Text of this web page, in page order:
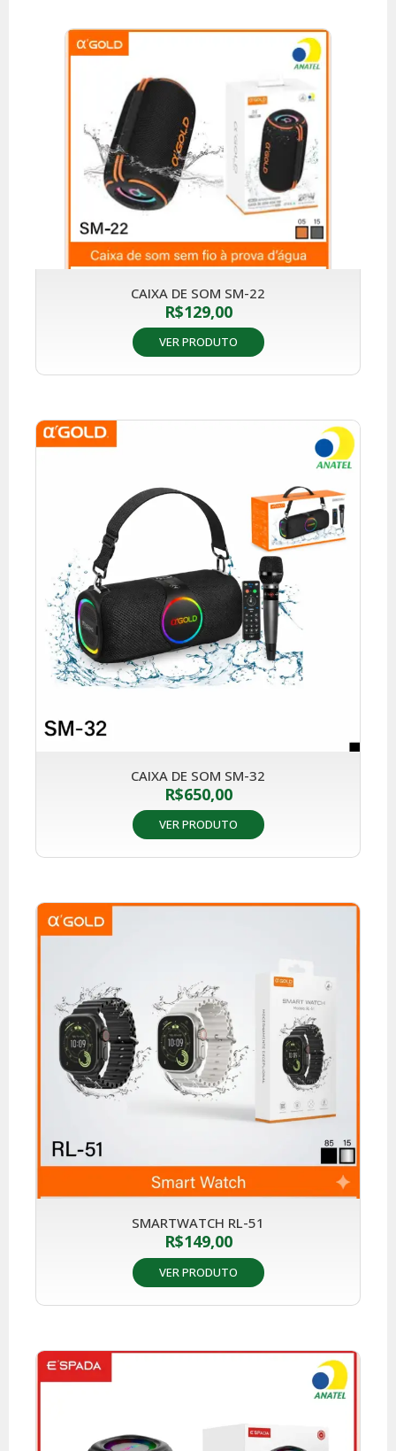
CAIXA DE SOM SM-22
R$129,00
VER PRODUTO
CAIXA DE SOM SM-32
R$650,00
VER PRODUTO
SMARTWATCH RL-51
R$149,00
VER PRODUTO